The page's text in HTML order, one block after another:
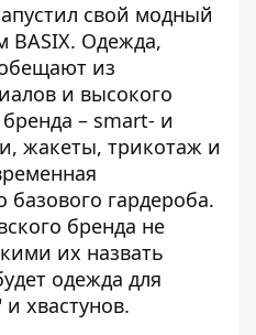
свой модный
BASIX. Одежда,
из
и высокого
– smart- и
жакеты, трикотаж и
базового гардероба.
бренда не
их назвать
одежда для
хвастунов.